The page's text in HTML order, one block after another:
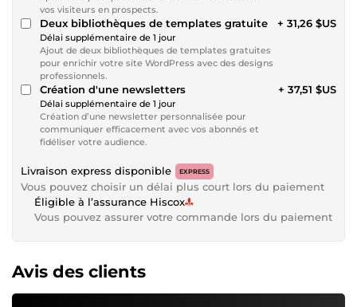
vos visiteurs en prospects.
Deux bibliothèques de templates gratuite
Délai supplémentaire de 1 jour
Ajout de deux bibliothèques de templates gratuites
pour enrichir votre site WordPress avec des designs
professionnels.
+ 31,26 $US
Création d'une newsletters
Délai supplémentaire de 1 jour
Création d’une newsletter personnalisée pour
communiquer efficacement avec vos abonnés et
fidéliser votre audience.
+ 37,51 $US
Livraison express disponible EXPRESS
Vous pouvez choisir un délai plus court lors du paiement
Éligible à l’assurance Hiscox
Vous pouvez assurer votre commande lors du paiement
Avis des clients